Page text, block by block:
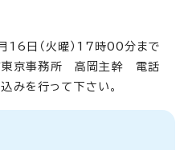
16日（火曜）17時00分まで
東京事務所 高岡主幹 電話
を行って下さい。